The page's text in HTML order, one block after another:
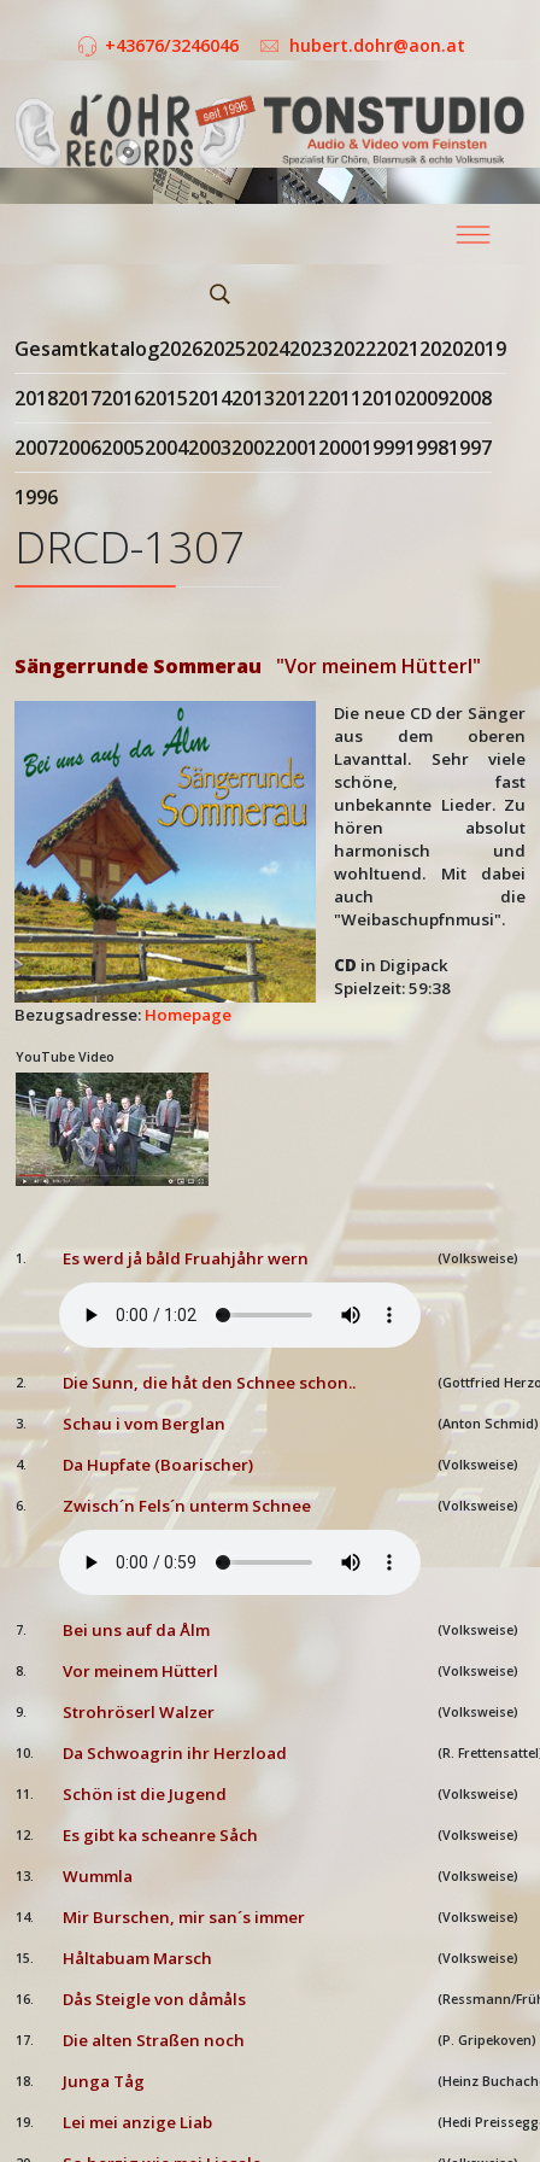
+43676/3246046 hubert.dohr@aon.at
Gesamtkatalog20262025202420232022202120202019
20182017201620152014201320122011201020092008
20072006200520042003200220012000199919981997
1996
DRCD-1307
Sängerrunde Sommerau "Vor meinem Hütterl"
Die neue CD der Sänger
aus dem oberen
Lavanttal. Sehr viele
schöne, fast
unbekannte Lieder. Zu
hören absolut
harmonisch und
wohltuend. Mit dabei
auch die
"Weibaschupfnmusi".
CD in Digipack
Spielzeit: 59:38
Bezugsadresse: Homepage
YouTube Video
1. Es werd jå båld Fruahjåhr wern (Volksweise)
2. Die Sunn, die håt den Schnee schon.. (Gottfried
3. Schau i vom Berglan (Anton Schmid)
4. Da Hupfate (Boarischer) (Volksweise)
6. Zwisch´n Fels´n unterm Schnee (Volksweise)
7. Bei uns auf da Ålm (Volksweise)
8. Vor meinem Hütterl (Volksweise)
9. Strohröserl Walzer (Volksweise)
10. Da Schwoagrin ihr Herzload (R.
11. Schön ist die Jugend (Volksweise)
12. Es gibt ka scheanre Såch (Volksweise)
13. Wummla (Volksweise)
14. Mir Burschen, mir san´s immer (Volksweise)
15. Håltabuam Marsch (Volksweise)
16. Dås Steigle von dåmåls (Ressmann/
17. Die alten Straßen noch (P. Gripekoven)
18. Junga Tåg (Heinz
19. Lei mei anzige Liab (Hedi